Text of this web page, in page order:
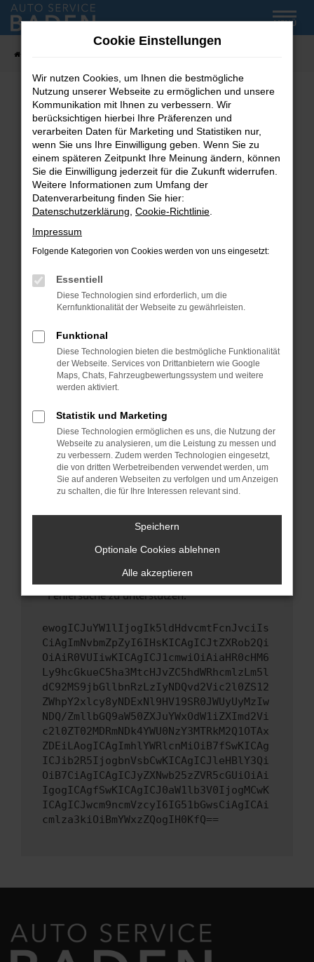
Zum
Hauptinhalt
MENÜ
Fehler: Network Error
Beim Laden ist ein Fehler aufgetreten.
Hier sind ein paar Tipps, die dir helfen können:
Überprüfe deine Firewall und deine
Internetverbindung.
Laden andere Webseiten, zum Beispiel deine
Suchmaschine?
Prüfe deine Browsererweiterungen.
können das Laden bestimmter Seiten
verhindern. Funktioniert die Seite in einem
Fenster?
Starte dein Gerät neu.
Das kann manchmal helfen, vorübergehende
Probleme zu beheben.
Betriebssystem auf dem neuesten Stand
sind.
Veraltete Software birgt nicht nur ein
Sicherheitsrisiko, sondern kann auch dazu
führen, dass bestimmte Funktionen nicht mehr
unterstützt werden.
Wende dich an den Webseitenbetreiber.
Wenn du alle oben genannten Schritte versucht
hast, kontaktiere uns bitte. Wir werden
uns diesen Text schicken, um uns bei der
Fehlersuche zu unterstützen:
ewogICJuYW1lIjogIk5ldHdvcmtFcnJvciIs
CiAgImNvbmZpZyI6IHsKICAgICJtZXRob2Qi
OiAiR0VUIiwKICAgICJ1cmwiOiAiaHR0cHM6
Ly9hcGkueC5ha3MtcHJvZC5hdWRhcmlzLm5l
dC92MS9jbGllbnRzLzIyNDQvd2Vic2l0ZS12
ZWhpY2xlcy8yNDExNl9HV19SR0JWUyUyMzIw
NDQ/ZmllbGQ9aW50ZXJuYWxOdW1iZXImd2Vi
c2l0ZT02MDRmNDk4YWU0NzY3MTRkM2Q1OTAx
ZDEiLAogICAgImhlYWRlcnMiOiB7fSwKICAg
ICJib2R5IjogbnVsbCwKICAgICJleHBlY3Qi
OiB7CiAgICAgICJyZXNwb25zZVR5cGUiOiAi
IgogICAgfSwKICAgICJ0aW1lb3V0IjogMCwK
ICAgICJwcm9ncmVzcyI6IG51bGwsCiAgICAi
cmlza3kiOiBmYWxzZQogIH0KfQ==
Cookie Einstellungen
Wir nutzen Cookies, um Ihnen die bestmögliche
Nutzung unserer Webseite zu ermöglichen und unsere
Kommunikation mit Ihnen zu verbessern. Wir
berücksichtigen hierbei Ihre Präferenzen und
verarbeiten Daten für Marketing und Statistiken nur,
wenn Sie uns Ihre Einwilligung geben. Wenn Sie zu
einem späteren Zeitpunkt Ihre Meinung ändern, können
Sie die Einwilligung jederzeit für die Zukunft widerrufen.
Weitere Informationen zum Umfang der
Datenverarbeitung finden Sie hier:
Datenschutzerklärung Cookie-Richtlinie
Impressum
Folgende Kategorien von Cookies werden von uns eingesetzt:
Essentiell
Diese Technologien sind erforderlich, um die
Kernfunktionalität der Webseite zu gewährleisten.
Funktional
Diese Technologien bieten die bestmögliche Funktionalität
der Webseite. Services von Drittanbietern wie Google
Maps, Chats, Fahrzeugbewertungssystem und weitere
werden aktiviert.
Statistik und Marketing
Diese Technologien ermöglichen es uns, die Nutzung der
Webseite zu analysieren, um die Leistung zu messen und
zu verbessern. Zudem werden Technologien eingesetzt,
die von dritten Werbetreibenden verwendet werden, um
Sie auf anderen Webseiten zu verfolgen und um Anzeigen
zu schalten, die für Ihre Interessen relevant sind.
Speichern
Optionale Cookies ablehnen
Alle akzeptieren